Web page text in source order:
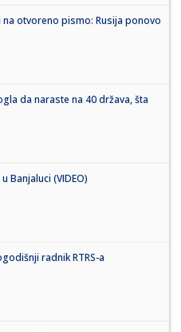
otvoreno pismo: Rusija ponovo
da naraste na 40 država, šta
Banjaluci (VIDEO)
radnik RTRS-a